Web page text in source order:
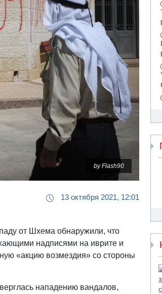
by Flash90
13 октября 2021, 12:01
от Шхема обнаружили, что
надписями на иврите и
«акцию возмездия» со стороны
нападению вандалов,